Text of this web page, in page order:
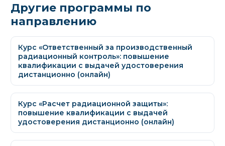
Другие программы по
направлению
Курс «Ответственный за производственный
радиационный контроль»: повышение
квалификации с выдачей удостоверения
дистанционно (онлайн)
Курс «Расчет радиационной защиты»:
повышение квалификации с выдачей
удостоверения дистанционно (онлайн)